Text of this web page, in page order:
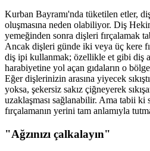
Kurban Bayramı'nda tüketilen etler,
oluşmasına neden olabiliyor. Diş
yemeğinden sonra dişleri fırçalamak
Ancak dişleri günde iki veya üç kere
diş ipi kullanmak; özellikle et gibi diş
harabiyetine yol açan gıdaların o
Eğer dişlerinizin arasına yiyecek
yoksa, şekersiz sakız çiğneyerek
uzaklaşması sağlanabilir. Ama tabii ki
fırçalamanın yerini tam anlamıyla
"Ağzınızı çalkalayın"